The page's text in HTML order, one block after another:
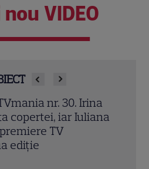
VIDEO
„arma” din noul
Butonul care
folosit cu plăcere”